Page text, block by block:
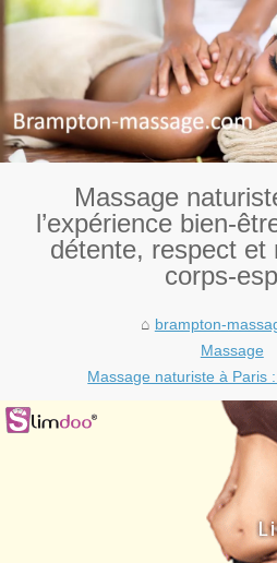
Massage
l’expérience bien-
détente, respect et
corps-
brampton-
Massage
Massage naturiste à Paris